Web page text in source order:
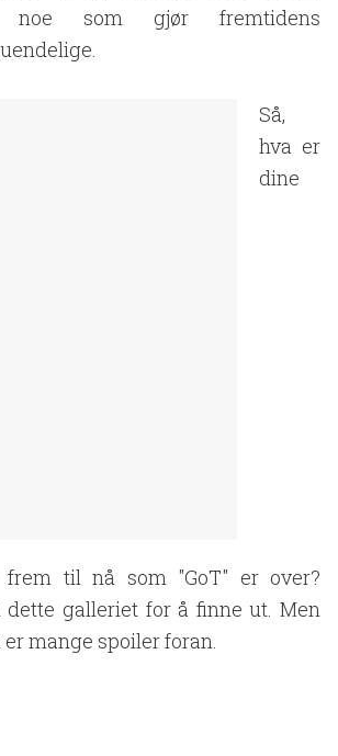
noe som gjør fremtidens
Så,
hva er
dine
frem til nå som "GoT" er over?
galleriet for å finne ut. Men
mange spoiler foran.